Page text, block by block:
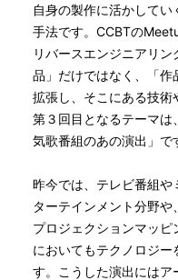
自身の製作に活かして
手法です。CCBTの
リバースエンジニアリ
品」だけではなく、「
拡張し、そこにある技術
第３回目となるテーマは
気歌番組のあの演出」で
昨今では、テレビ番組や
ターテインメント分野
プロジェクションマッ
においてもテクノロジー
す。こうした演出には